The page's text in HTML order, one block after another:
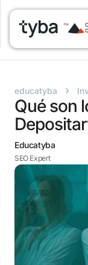
educatyba ›
Qué son
Educatyba
SEO Expert